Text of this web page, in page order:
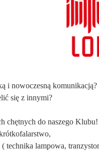
i nowoczesną
się z innymi?
chętnych do naszego
technika lampowa,